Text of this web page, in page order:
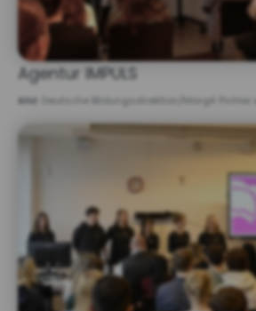
Agentur IMPULS
Bild: Deutsche Bildungsdirektion/Margit Pichler